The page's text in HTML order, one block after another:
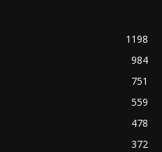
1198
984
751
559
478
372